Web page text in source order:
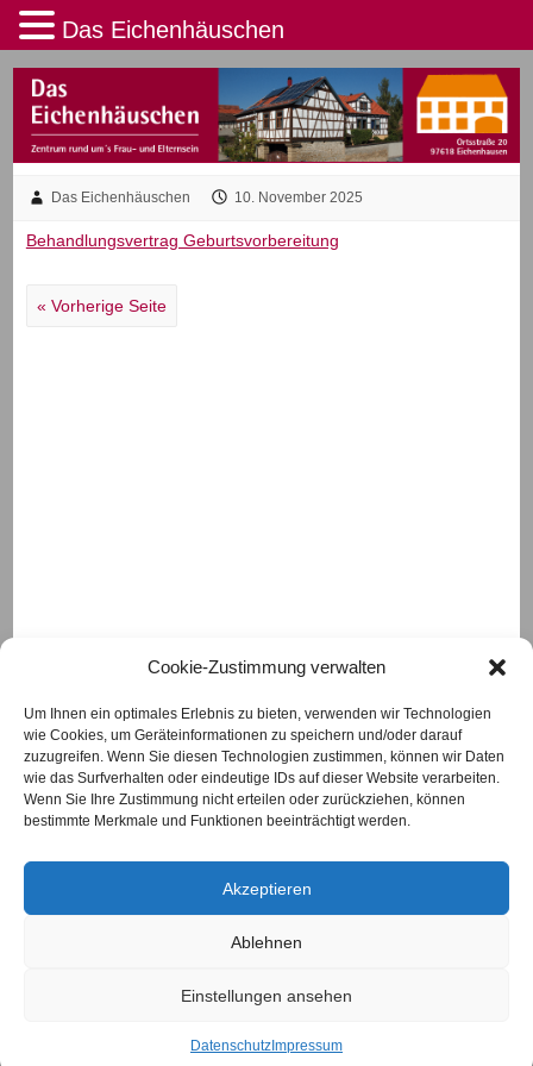
erklären Sie sich damit einverstanden.
Nähere Informationen erhalten Sie
OK!
Cookie-Zustimmung verwalten
Um Ihnen ein optimales Erlebnis zu bieten, verwenden wir Technologien
wie Cookies, um Geräteinformationen zu speichern und/oder darauf
zuzugreifen. Wenn Sie diesen Technologien zustimmen, können wir Daten
wie das Surfverhalten oder eindeutige IDs auf dieser Website verarbeiten.
Wenn Sie Ihre Zustimmung nicht erteilen oder zurückziehen, können
bestimmte Merkmale und Funktionen beeinträchtigt werden.
Akzeptieren
Ablehnen
Einstellungen ansehen
Datenschutz Impressum
Das Eichenhäuschen 10. November 2025
Behandlungsvertrag Geburtsvorbereitung
« Vorherige Seite
Das Eichenhäuschen
Ortsstraße 20
97618 Eichenhausen
Telefon 09762/930777
www.das-eichenhaeuschen.de
Das Eichenhäuschen